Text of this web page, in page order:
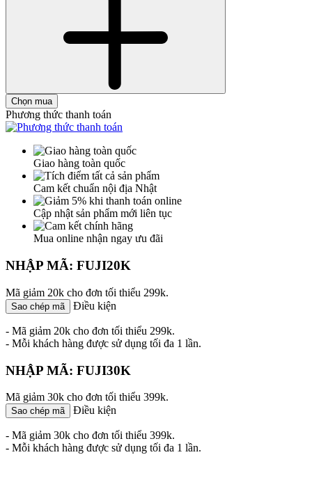
Chọn mua
Phương thức thanh toán
Giao hàng toàn quốc
Cam kết chuẩn nội địa Nhật
Cập nhật sản phẩm mới liên tục
Mua online nhận ngay ưu đãi
NHẬP MÃ: FUJI20K
Mã giảm 20k cho đơn tối thiểu 299k.
Sao chép mã Điều kiện
- Mã giảm 20k cho đơn tối thiểu 299k.
- Mỗi khách hàng được sử dụng tối đa 1 lần.
NHẬP MÃ: FUJI30K
Mã giảm 30k cho đơn tối thiểu 399k.
Sao chép mã Điều kiện
- Mã giảm 30k cho đơn tối thiểu 399k.
- Mỗi khách hàng được sử dụng tối đa 1 lần.